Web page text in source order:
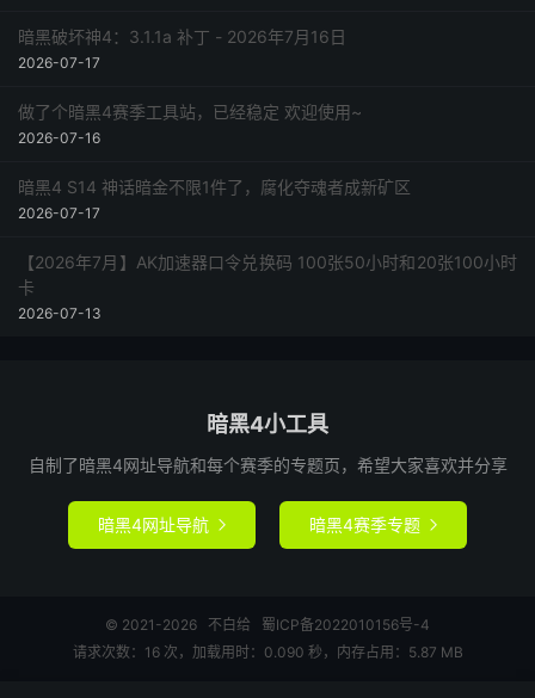
暗黑破坏神4：3.1.1a 补丁 - 2026年7月16日
2026-07-17
做了个暗黑4赛季工具站，已经稳定 欢迎使用~
2026-07-16
暗黑4 S14 神话暗金不限1件了，腐化夺魂者成新矿区
2026-07-17
【2026年7月】AK加速器口令兑换码 100张50小时和20张100小时
卡
2026-07-13
暗黑4小工具
自制了暗黑4网址导航和每个赛季的专题页，希望大家喜欢并分享
暗黑4网址导航  暗黑4赛季专题 
© 2021-2026 不白给
蜀ICP备2022010156号-4
请求次数：16 次，加载用时：0.090 秒，内存占用：5.87 MB